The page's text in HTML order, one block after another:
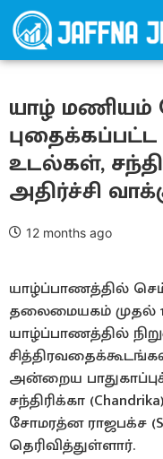
யாழ் மணியம்
உடல்கள்,
அதிர்ச்சி
12 months ago
யாழ்ப்பாணத்தில்
தலைமையகம்
யாழ்ப்பாணத்தில்
அன்றைய
சந்திரிக்கா
சோமரத்ன ராஜபக்ச
தெரிவித்துள்ளார்.